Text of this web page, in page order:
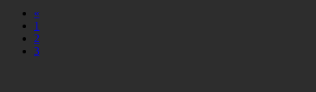
«
1
2
3